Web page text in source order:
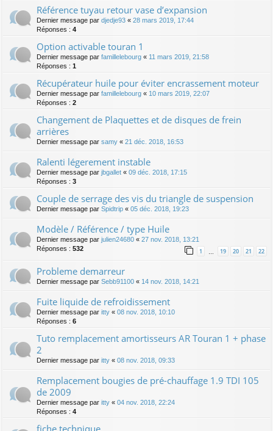
Référence tuyau retour vase d’expansion
Dernier message par djedje93 « 28 mars 2019, 17:44
Réponses : 4
Option activable touran 1
Dernier message par famillelebourg « 11 mars 2019, 21:58
Réponses : 1
Récupérateur huile pour éviter encrassement moteur
Dernier message par famillelebourg « 10 mars 2019, 22:07
Réponses : 2
Changement de Plaquettes et de disques de frein
arrières
Dernier message par samy « 21 déc. 2018, 16:53
Ralenti légerement instable
Dernier message par jbgallet « 09 déc. 2018, 17:15
Réponses : 3
Couple de serrage des vis du triangle de suspension
Dernier message par Spidtrip « 05 déc. 2018, 19:23
Modèle / Référence / type Huile
Dernier message par julien24680 « 27 nov. 2018, 13:21
Réponses : 532 1 19 20 21 22
Probleme demarreur
Dernier message par Sebb91100 « 14 nov. 2018, 14:21
Fuite liquide de refroidissement
Dernier message par itty « 08 nov. 2018, 10:10
Réponses : 6
Tuto remplacement amortisseurs AR Touran 1 + phase
2
Dernier message par itty « 08 nov. 2018, 09:33
Remplacement bougies de pré-chauffage 1.9 TDI 105
de 2009
Dernier message par itty « 04 nov. 2018, 22:24
Réponses : 4
fiche technique